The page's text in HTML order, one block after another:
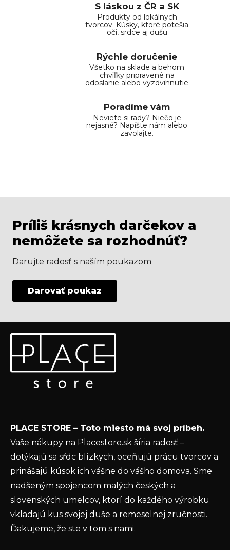
S láskou z ČR a SK
Produkty od lokálnych
tvorcov. Kúsky, ktoré potešia
oči, srdce aj dušu
Rýchle doručenie
Všetko na sklade a behom
chvíľky pripravené na
odoslanie alebo vyzdvihnutie
Poradíme vám
Neviete si rady? Niečo je
nejasné? Napíšte nám alebo
zavolajte.
Príliš krásnych darčekov a
nemôžete sa rozhodnúť?
Darujte radosť s naším poukazom
Darovať poukaz
Odoberať newsletter
Vložte svoj e-mail a my Vám budeme zasielať informácie
o nových produktoch na našom e-shope.
ochrany osobných údajov
PRIHLÁSIŤ SA
PLACE STORE – Toto miesto má svoj príbeh.
Vaše nákupy na Placestore.sk šíria radosť –
dotýkajú sa sŕdc blízkych, oceňujú prácu tvorcov a
prinášajú kúsok ich vášne do vášho domova. Sme
nadšeným spojencom malých českých a
slovenských umelcov, ktorí do každého výrobku
vkladajú kus svojej duše a remeselnej zručnosti.
Ďakujeme, že ste v tom s nami.